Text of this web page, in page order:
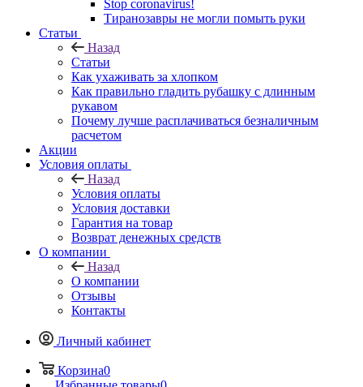
Stop coronavirus!
Тиранозавры не могли помыть руки
Статьи
Назад
Статьи
Как ухаживать за хлопком
Как правильно гладить рубашку с длинным
рукавом
Почему лучше расплачиваться безналичным
расчетом
Акции
Условия оплаты
Назад
Условия оплаты
Условия доставки
Гарантия на товар
Возврат денежных средств
О компании
Назад
О компании
Отзывы
Контакты
Личный кабинет
Корзина0